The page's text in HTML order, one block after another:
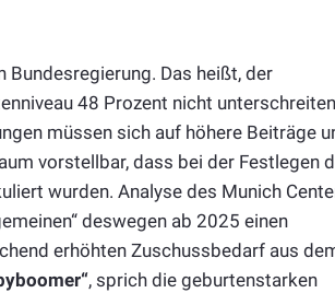
Bundesregierung. Das heißt, der
48 Prozent nicht
müssen sich auf höhere Beiträge
vorstellbar, dass bei der Festlegen
wurden. Analyse des Munich
deswegen ab 2025 einen
erhöhten Zuschussbedarf aus
, sprich die geburtenstarken